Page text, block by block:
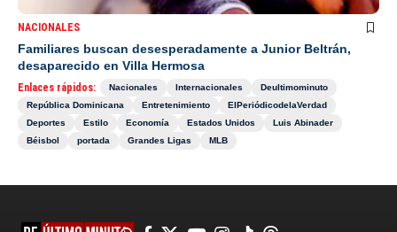
NACIONALES
Familiares buscan desesperadamente a Junior Beltrán,
desaparecido en Villa Hermosa
Enlaces rápidos: Nacionales Internacionales
Deultimominuto
República Dominicana
Entretenimiento
ElPeriódicodelaVerdad
Deportes
Estilo Economía Estados Unidos
Luis Abinader
Béisbol
portada Grandes Ligas MLB